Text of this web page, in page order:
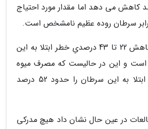
تا 19 درصد کاهش می دهد اما مقدار مورد احتیاج
سرطان روده عظیم نامشخص است.
مصرف فیبر نیز با کاهش 22 تا 43 درصدیِ خطر ابتلا به این
است و این در حالیست که مصرف میوه
و سبزیجات میزان ابتلا به این سرطان را حدود 52 درصد
در عین حال نشان داد هیچ مدرکی